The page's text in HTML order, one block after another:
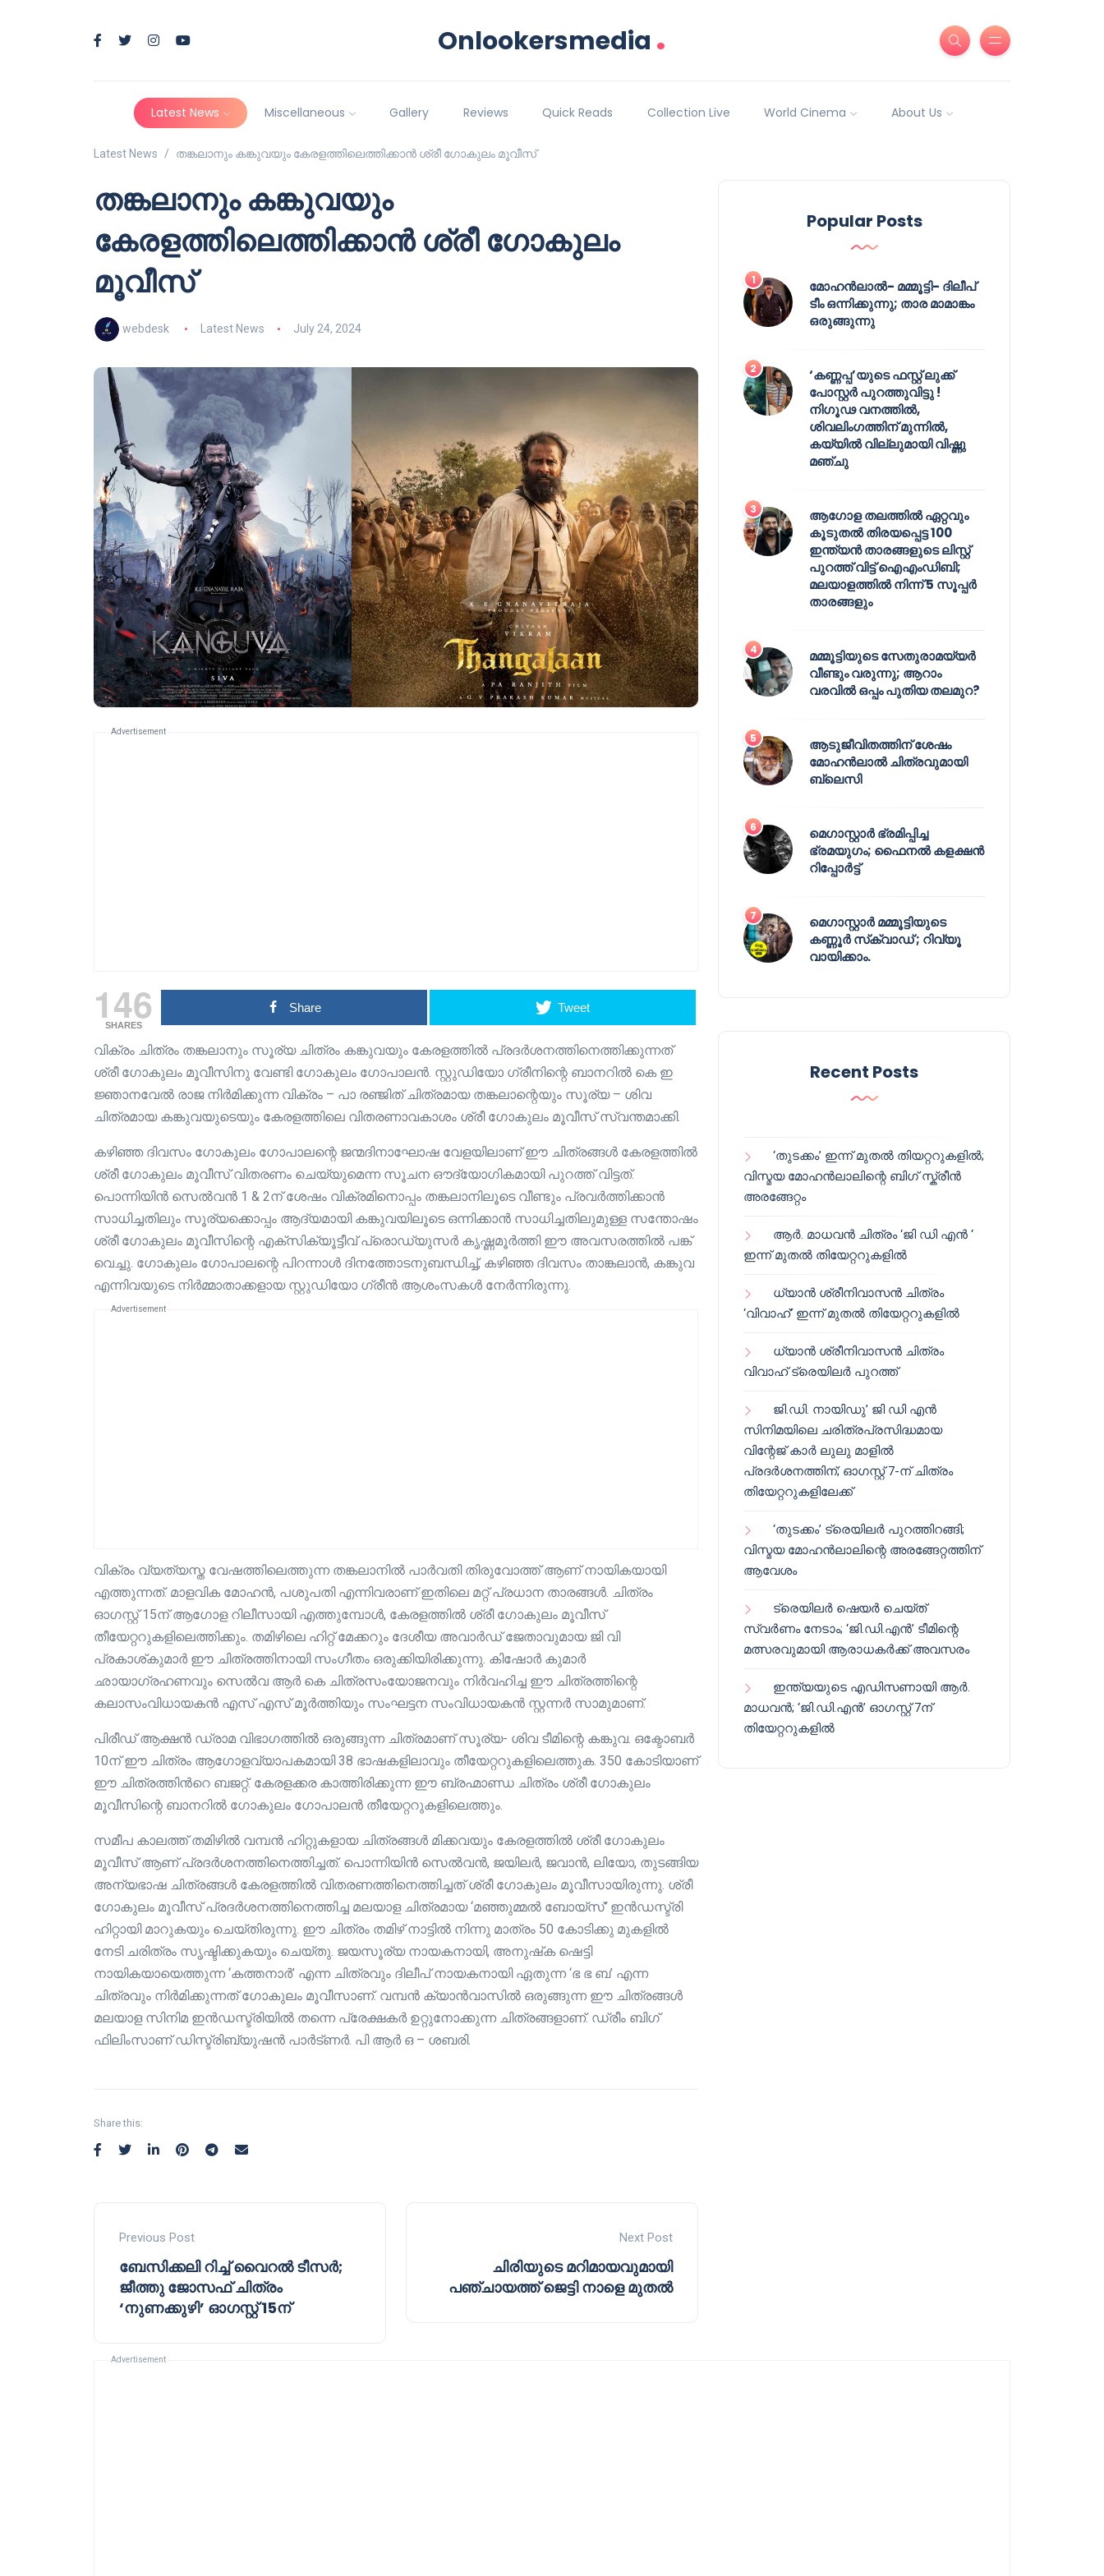
Onlookersmedia .
Latest News Miscellaneous Gallery Reviews Quick Reads Collection Live World Cinema About Us
Latest News തങ്കലാനും കങ്കുവയും കേരളത്തിലെത്തിക്കാൻ ശ്രീ ഗോകുലം മൂവീസ്
തങ്കലാനും കങ്കുവയും
കേരളത്തിലെത്തിക്കാൻ ശ്രീ ഗോകുലം
മൂവീസ്
webdesk Latest News July 24, 2024
Advertisement
146
SHARES
Share Tweet
വിക്രം ചിത്രം തങ്കലാനും സൂര്യ ചിത്രം കങ്കുവയും കേരളത്തിൽ പ്രദർശനത്തിനെത്തിക്കുന്നത്
ശ്രീ ഗോകുലം മൂവീസിനു വേണ്ടി ഗോകുലം ഗോപാലൻ. സ്റ്റുഡിയോ ഗ്രീനിന്റെ ബാനറിൽ കെ ഇ
ജ്ഞാനവേൽ രാജ നിർമിക്കുന്ന വിക്രം – പാ രഞ്ജിത് ചിത്രമായ തങ്കലാന്റെയും സൂര്യ – ശിവ
ചിത്രമായ കങ്കുവയുടെയും കേരളത്തിലെ വിതരണാവകാശം ശ്രീ ഗോകുലം മൂവീസ് സ്വന്തമാക്കി.
കഴിഞ്ഞ ദിവസം ഗോകുലം ഗോപാലന്റെ ജന്മദിനാഘോഷ വേളയിലാണ് ഈ ചിത്രങ്ങൾ കേരളത്തിൽ
ശ്രീ ഗോകുലം മൂവീസ് വിതരണം ചെയ്യുമെന്ന സൂചന ഔദ്യോഗികമായി പുറത്ത് വിട്ടത്.
പൊന്നിയിൻ സെൽവൻ 1 & 2ന് ശേഷം വിക്രമിനൊപ്പം തങ്കലാനിലൂടെ വീണ്ടും പ്രവർത്തിക്കാൻ
സാധിച്ചതിലും സൂര്യക്കൊപ്പം ആദ്യമായി കങ്കുവയിലൂടെ ഒന്നിക്കാൻ സാധിച്ചതിലുമുള്ള സന്തോഷം
ശ്രീ ഗോകുലം മൂവീസിന്റെ എക്സിക്യൂട്ടീവ് പ്രൊഡ്യുസർ കൃഷ്ണമൂർത്തി ഈ അവസരത്തിൽ പങ്ക്
വെച്ചു. ഗോകുലം ഗോപാലന്റെ പിറന്നാൾ ദിനത്തോടനുബന്ധിച്ച്, കഴിഞ്ഞ ദിവസം താങ്കലാൻ, കങ്കുവ
എന്നിവയുടെ നിർമ്മാതാക്കളായ സ്റ്റുഡിയോ ഗ്രീൻ ആശംസകൾ നേർന്നിരുന്നു.
Advertisement
വിക്രം വ്യത്യസ്ത വേഷത്തിലെത്തുന്ന തങ്കലാനിൽ പാർവതി തിരുവോത്ത് ആണ് നായികയായി
എത്തുന്നത്. മാളവിക മോഹൻ, പശുപതി എന്നിവരാണ് ഇതിലെ മറ്റ് പ്രധാന താരങ്ങൾ. ചിത്രം
ഓഗസ്റ്റ് 15ന് ആഗോള റിലീസായി എത്തുമ്പോൾ, കേരളത്തിൽ ശ്രീ ഗോകുലം മൂവീസ്
തീയേറ്ററുകളിലെത്തിക്കും. തമിഴിലെ ഹിറ്റ് മേക്കറും ദേശീയ അവാർഡ് ജേതാവുമായ ജി വി
പ്രകാശ്കുമാർ ഈ ചിത്രത്തിനായി സംഗീതം ഒരുക്കിയിരിക്കുന്നു. കിഷോർ കുമാർ
ഛായാഗ്രഹണവും സെൽവ ആർ കെ ചിത്രസംയോജനവും നിർവഹിച്ച ഈ ചിത്രത്തിന്റെ
കലാസംവിധായകൻ എസ് എസ് മൂർത്തിയും സംഘട്ടന സംവിധായകൻ സ്റ്റന്നർ സാമുമാണ്.
പിരീഡ് ആക്ഷന്‍ ഡ്രാമ വിഭാ​ഗത്തിൽ ഒരുങ്ങുന്ന ചിത്രമാണ് സൂര്യ- ശിവ ടീമിന്റെ കങ്കുവ. ഒക്ടോബർ
10ന് ഈ ചിത്രം ആഗോളവ്യാപകമായി 38 ഭാഷകളിലാവും തീയേറ്ററുകളിലെത്തുക. 350 കോടിയാണ്
ഈ ചിത്രത്തിന്‍റെ ബജറ്റ്. കേരളക്കര കാത്തിരിക്കുന്ന ഈ ബ്രഹ്മാണ്ഡ ചിത്രം ശ്രീ ഗോകുലം
മൂവീസിന്റെ ബാനറിൽ ഗോകുലം ഗോപാലൻ തീയേറ്ററുകളിലെത്തും.
സമീപ കാലത്ത് തമിഴിൽ വമ്പൻ ഹിറ്റുകളായ ചിത്രങ്ങൾ മിക്കവയും കേരളത്തിൽ ശ്രീ ഗോകുലം
മൂവീസ് ആണ് പ്രദർശനത്തിനെത്തിച്ചത്. പൊന്നിയിൻ സെൽവൻ, ജയിലർ, ജവാൻ, ലിയോ, തുടങ്ങിയ
അന്യഭാഷ ചിത്രങ്ങൾ കേരളത്തിൽ വിതരണത്തിനെത്തിച്ചത് ശ്രീ ഗോകുലം മൂവീസായിരുന്നു. ശ്രീ
ഗോകുലം മൂവീസ് പ്രദർശനത്തിനെത്തിച്ച മലയാള ചിത്രമായ ‘മഞ്ഞുമ്മൽ ബോയ്സ്’ ഇൻഡസ്ട്രി
ഹിറ്റായി മാറുകയും ചെയ്തിരുന്നു. ഈ ചിത്രം തമിഴ് നാട്ടിൽ നിന്നു മാത്രം 50 കോടിക്കു മുകളിൽ
നേടി ചരിത്രം സൃഷ്ടിക്കുകയും ചെയ്തു. ജയസൂര്യ നായകനായി, അനുഷ്‌ക ഷെട്ടി
നായികയായെത്തുന്ന ‘കത്തനാർ’ എന്ന ചിത്രവും ദിലീപ് നായകനായി ഏതുന്ന ‘ഭ ഭ ബ’ എന്ന
ചിത്രവും നിർമിക്കുന്നത് ഗോകുലം മൂവീസാണ്. വമ്പൻ ക്യാൻവാസിൽ ഒരുങ്ങുന്ന ഈ ചിത്രങ്ങൾ
മലയാള സിനിമ ഇൻഡസ്ട്രിയിൽ തന്നെ പ്രേക്ഷകർ ഉറ്റുനോക്കുന്ന ചിത്രങ്ങളാണ്. ഡ്രീം ബിഗ്
ഫിലിംസാണ് ഡിസ്ട്രിബ്യുഷൻ പാർട്ണർ. പി ആർ ഒ – ശബരി.
Share this:
Previous Post
ബേസിക്കലി റിച്ച് വൈറൽ ടീസർ;
ജീത്തു ജോസഫ് ചിത്രം
‘നുണക്കുഴി’ ഓഗസ്റ്റ് 15ന്
Next Post
ചിരിയുടെ മറിമായവുമായി
പഞ്ചായത്ത് ജെട്ടി നാളെ മുതൽ
Popular Posts
മോഹൻലാൽ- മമ്മൂട്ടി- ദിലീപ്
ടീം ഒന്നിക്കുന്നു; താര മാമാങ്കം
ഒരുങ്ങുന്നു
‘കണ്ണപ്പ’യുടെ ഫസ്റ്റ് ലുക്ക്
പോസ്റ്റർ പുറത്തുവിട്ടു !
നിഗൂഢ വനത്തിൽ,
ശിവലിംഗത്തിന് മുന്നിൽ,
കയ്യിൽ വില്ലുമായി വിഷ്ണു
മഞ്ചു
ആഗോള തലത്തിൽ ഏറ്റവും
കൂടുതൽ തിരയപ്പെട്ട 100
ഇന്ത്യൻ താരങ്ങളുടെ ലിസ്റ്റ്
പുറത്ത് വിട്ട് ഐഎംഡിബി;
മലയാളത്തിൽ നിന്ന് 5 സൂപ്പർ
താരങ്ങളും
മമ്മൂട്ടിയുടെ സേതുരാമയ്യർ
വീണ്ടും വരുന്നു; ആറാം
വരവിൽ ഒപ്പം പുതിയ തലമുറ?
ആടുജീവിതത്തിന് ശേഷം
മോഹൻലാൽ ചിത്രവുമായി
ബ്ലെസി
മെഗാസ്റ്റാർ ഭ്രമിപ്പിച്ച
ഭ്രമയുഗം; ഫൈനൽ കളക്ഷൻ
റിപ്പോർട്ട്
മെഗാസ്റ്റാർ മമ്മൂട്ടിയുടെ
കണ്ണൂർ സ്‌ക്വാഡ് ; റിവ്യൂ
വായിക്കാം.
Recent Posts
‘തുടക്കം’ ഇന്ന് മുതൽ തിയറ്ററുകളിൽ;
വിസ്മയ മോഹൻലാലിന്റെ ബിഗ് സ്ക്രീൻ
അരങ്ങേറ്റം
ആർ. മാധവൻ ചിത്രം ‘ജി ഡി എൻ ‘
ഇന്ന് മുതൽ തിയേറ്ററുകളിൽ
ധ്യാൻ ശ്രീനിവാസൻ ചിത്രം
‘വിവാഹ്’ ഇന്ന് മുതൽ തിയേറ്ററുകളിൽ
ധ്യാൻ ശ്രീനിവാസൻ ചിത്രം
വിവാഹ് ട്രെയിലർ പുറത്ത്
ജി.ഡി. നായിഡു’ ജി ഡി എൻ
സിനിമയിലെ ചരിത്രപ്രസിദ്ധമായ
വിന്റേജ് കാർ ലുലു മാളിൽ
പ്രദർശനത്തിന്; ഓഗസ്റ്റ് 7-ന് ചിത്രം
തിയേറ്ററുകളിലേക്ക്
‘തുടക്കം’ ട്രെയിലർ പുറത്തിറങ്ങി;
വിസ്മയ മോഹൻലാലിന്റെ അരങ്ങേറ്റത്തിന്
ആവേശം
ട്രെയിലർ ഷെയർ ചെയ്‌ത്
സ്വർണം നേടാം; ‘ജി.ഡി.എൻ’ ടീമിന്റെ
മത്സരവുമായി ആരാധകർക്ക് അവസരം
ഇന്ത്യയുടെ എഡിസണായി ആർ.
മാധവൻ; ‘ജി.ഡി.എൻ’ ഓഗസ്റ്റ് 7ന്
തിയേറ്ററുകളിൽ
Advertisement